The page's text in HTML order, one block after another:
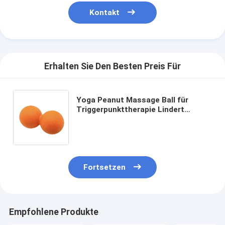
Kontakt
Erhalten Sie Den Besten Preis Für
Yoga Peanut Massage Ball für
Triggerpunkttherapie Lindert
Fortsetzen
Empfohlene Produkte